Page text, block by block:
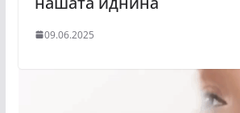
09.06.2025